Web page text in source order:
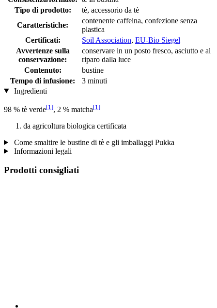
Tipo di prodotto:
tè, accessorio da tè
Caratteristiche:
contenente caffeina, confezione senza
plastica
Certificati:
Soil Association, EU-Bio Siegel
Avvertenze sulla
conservazione:
conservare in un posto fresco, asciutto e al
riparo dalla luce
Contenuto:
bustine
Tempo di infusione:
3 minuti
Ingredienti
98 % tè verde[1], 2 % matcha[1]
da agricoltura biologica certificata
Come smaltire le bustine di tè e gli imballaggi Pukka
Informazioni legali
Prodotti consigliati